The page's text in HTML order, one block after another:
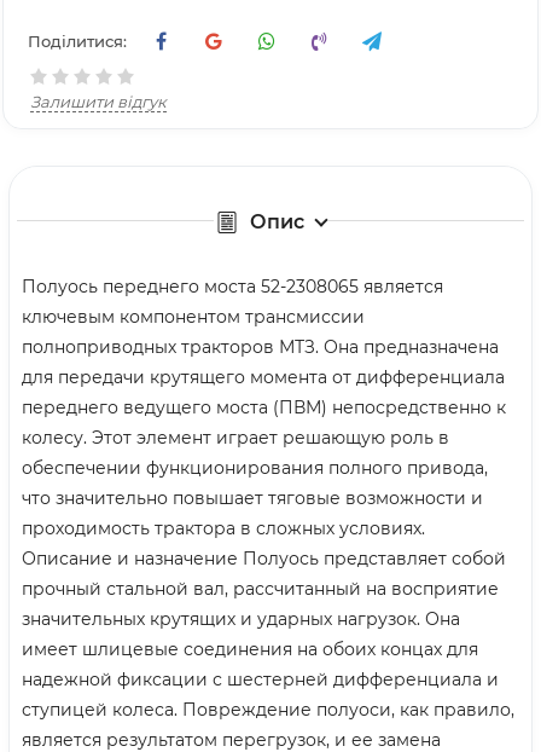
Поділитися:
Залишити відгук
Опис
Полуось переднего моста 52-2308065 является
ключевым компонентом трансмиссии
полноприводных тракторов МТЗ. Она предназначена
для передачи крутящего момента от дифференциала
переднего ведущего моста (ПВМ) непосредственно к
колесу. Этот элемент играет решающую роль в
обеспечении функционирования полного привода,
что значительно повышает тяговые возможности и
проходимость трактора в сложных условиях.
Описание и назначение Полуось представляет собой
прочный стальной вал, рассчитанный на восприятие
значительных крутящих и ударных нагрузок. Она
имеет шлицевые соединения на обоих концах для
надежной фиксации с шестерней дифференциала и
ступицей колеса. Повреждение полуоси, как правило,
является результатом перегрузок, и ее замена